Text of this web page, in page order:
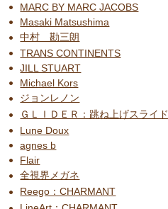
MARC BY MARC JACOBS
Masaki Matsushima
中村 勘三朗
TRANS CONTINENTS
JILL STUART
Michael Kors
ジョンレノン
ＧＬＩＤＥＲ：跳ね上げスライド
Lune Doux
agnes b
Flair
全視界メガネ
Reego：CHARMANT